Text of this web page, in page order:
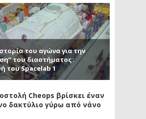
του αγώνα για την
του διαστήματος:
του Spacelab 1
Cheops βρίσκει έναν
δακτύλιο γύρω από νάνο